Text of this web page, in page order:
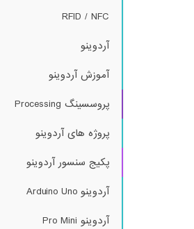
RFID / NFC
آردوینو
آموزش آردوینو
پروسسینگ Processing
پروژه های آردوینو
پکیج سنسور آردوینو
آردوینو Arduino Uno
آردوینو Pro Mini